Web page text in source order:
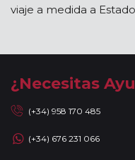
viaje a medida a
¿Necesitas
(+34) 958 170 485
(+34) 676 231 066